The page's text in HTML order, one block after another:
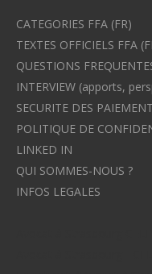
CATEGORIES FFA (FR)
TEXTES OFFICIELS FFA
QUESTIONS
INTERVIEW (apports,
SECURITE DES
POLITIQUE DE
LINKED IN
QUI SOMMES-NOUS ?
INFOS LEGALES